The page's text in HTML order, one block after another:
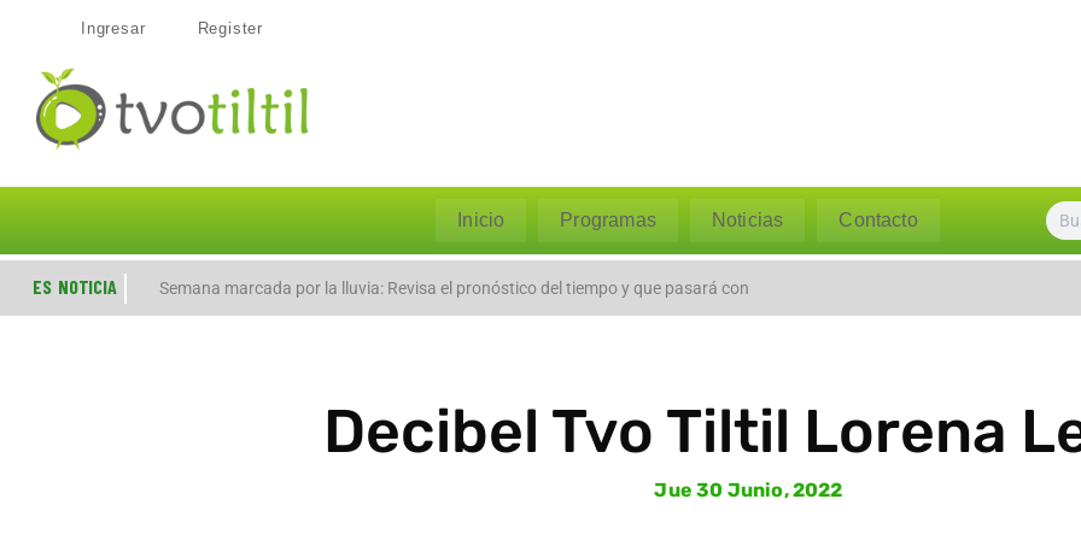
Ingresar Register
Inicio Programas Noticias Contacto
ES NOTICIA Evacúan preventivamente a familias por aumento del caudal del río Polpaico ant
Decibel Tvo Tiltil Lorena
Jue 30 Junio, 2022